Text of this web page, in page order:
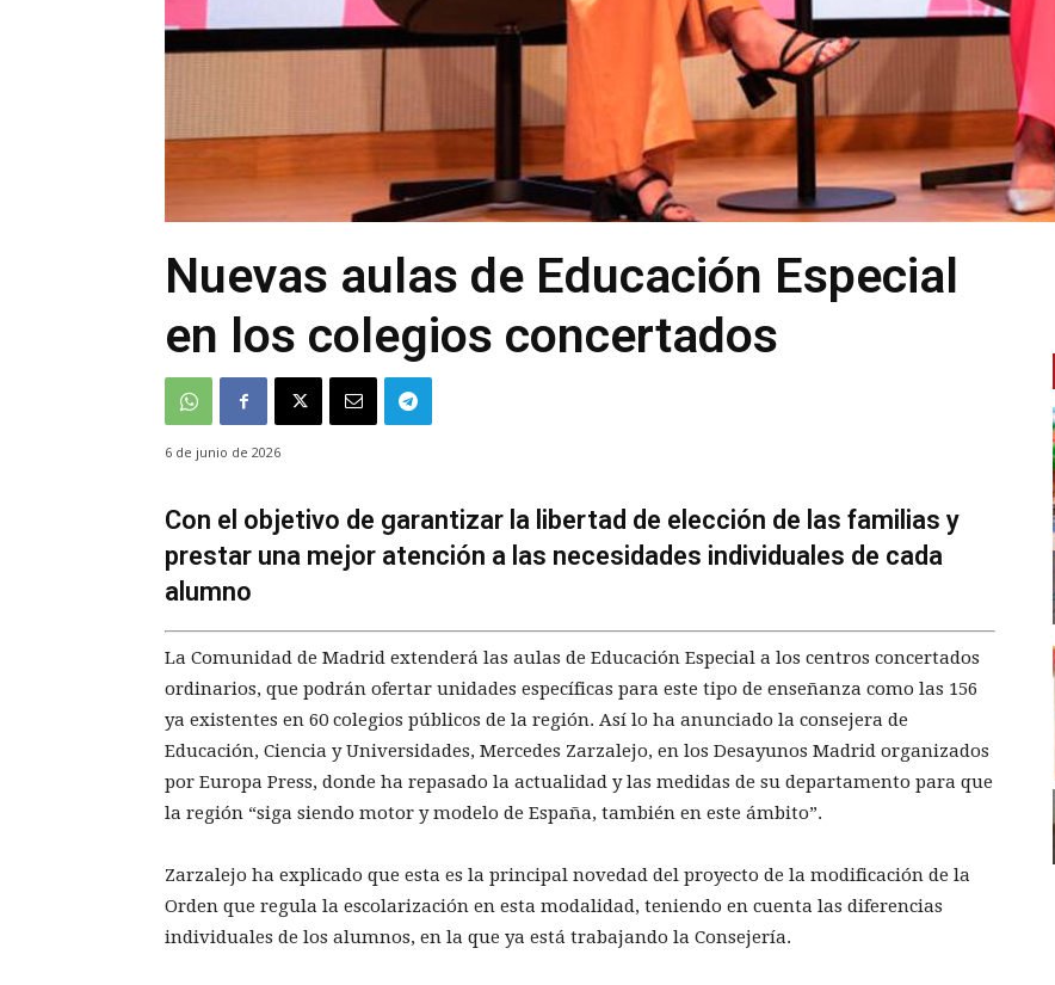
Nuevas aulas de Educación Especial
en los colegios concertados
6 de junio de 2026
Con el objetivo de garantizar la libertad de elección de las familias y
prestar una mejor atención a las necesidades individuales de cada
alumno
La Comunidad de Madrid extenderá las aulas de Educación Especial a los centros concertados
ordinarios, que podrán ofertar unidades específicas para este tipo de enseñanza como las 156
ya existentes en 60 colegios públicos de la región. Así lo ha anunciado la consejera de
Educación, Ciencia y Universidades, Mercedes Zarzalejo, en los Desayunos Madrid organizados
por Europa Press, donde ha repasado la actualidad y las medidas de su departamento para que
la región “siga siendo motor y modelo de España, también en este ámbito”.
Zarzalejo ha explicado que esta es la principal novedad del proyecto de la modificación de la
Orden que regula la escolarización en esta modalidad, teniendo en cuenta las diferencias
individuales de los alumnos, en la que ya está trabajando la Consejería.